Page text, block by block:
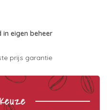
eigen beheer
prijs garantie